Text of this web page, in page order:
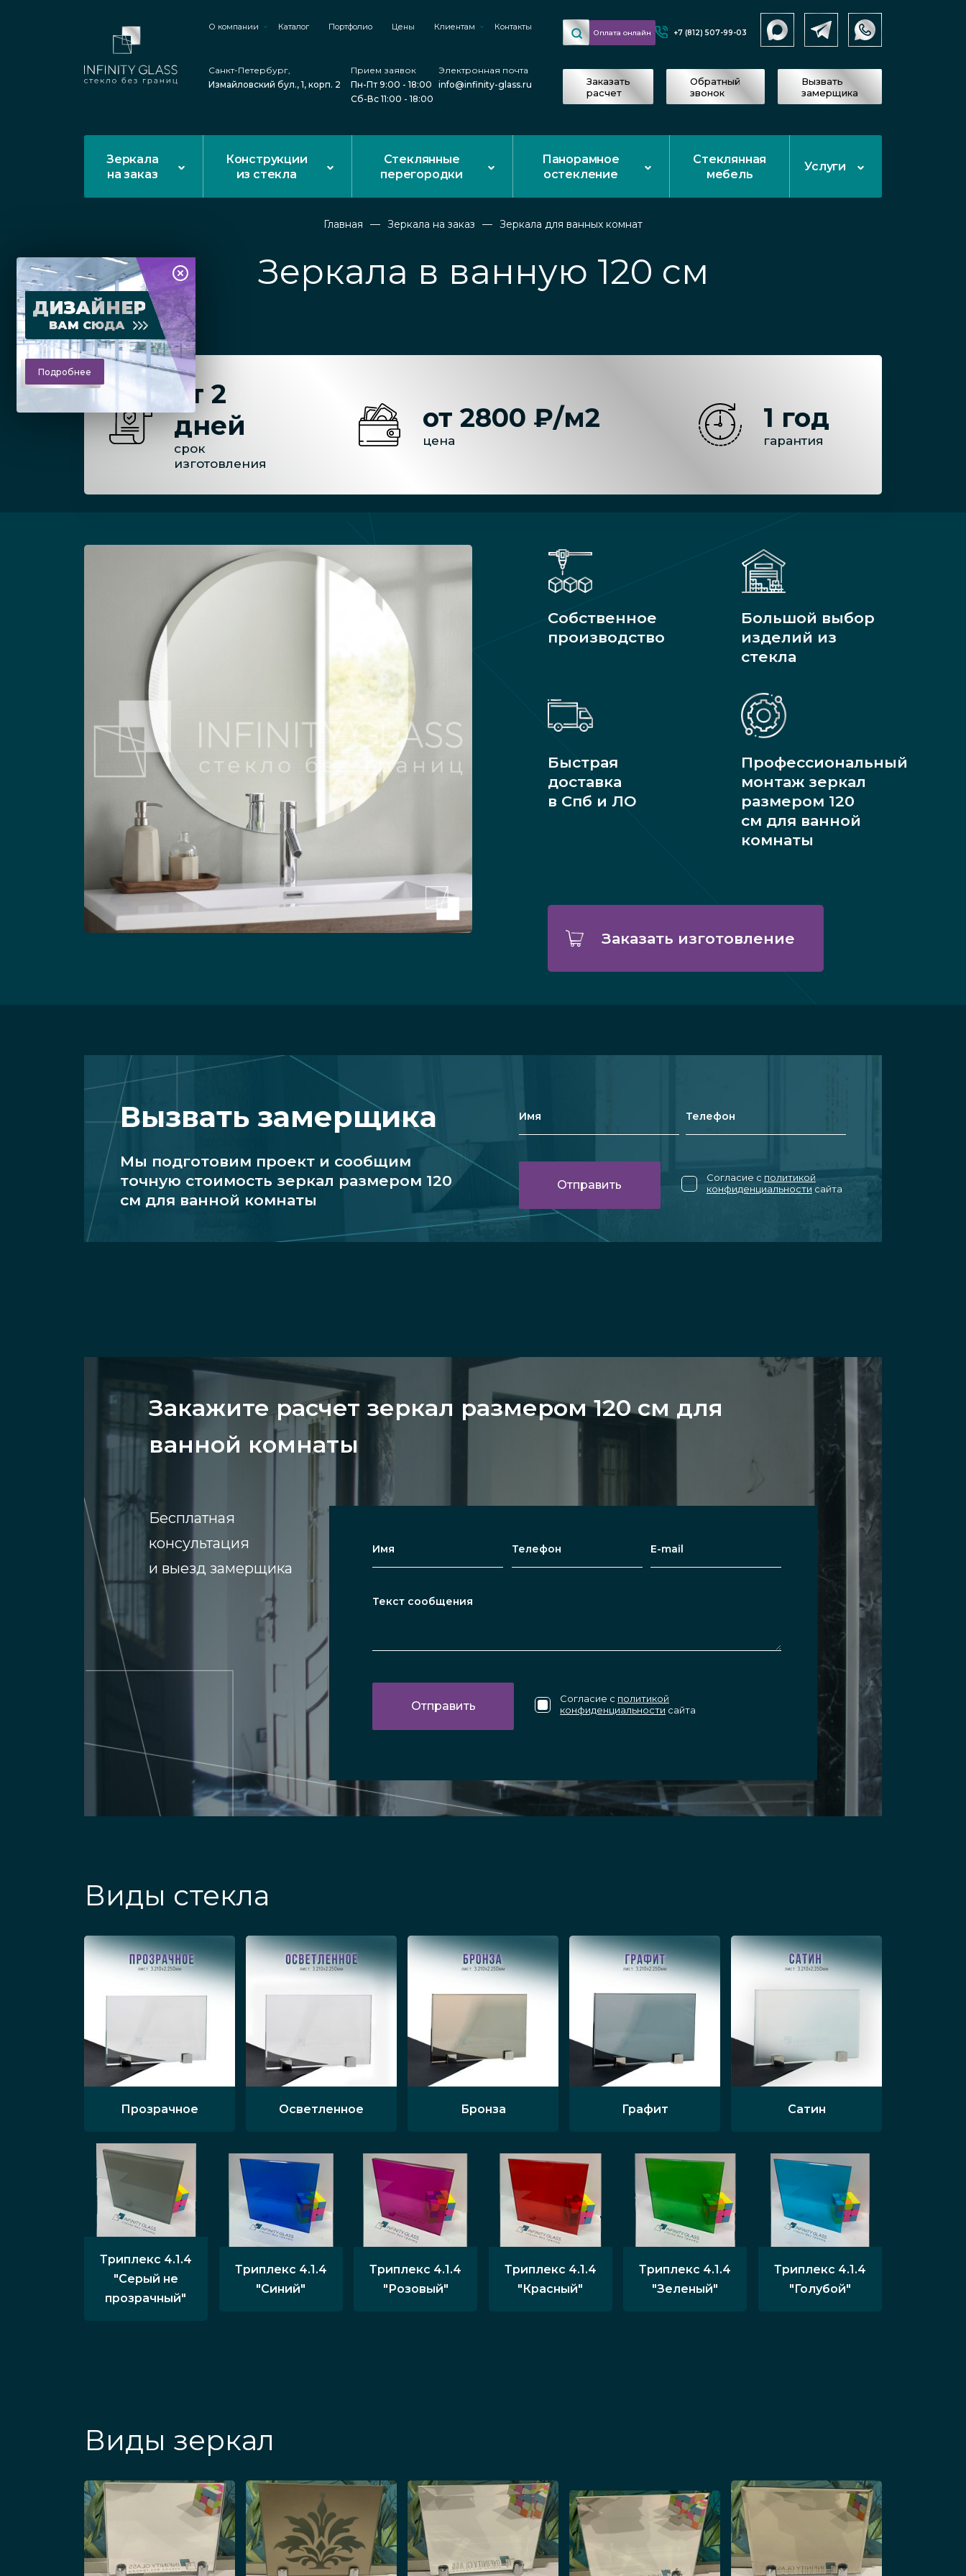
О компании Каталог Портфолио Цены Клиентам Контакты
Санкт-Петербург,
Измайловский бул., 1, корп. 2
Прием заявок
Пн-Пт 9:00 - 18:00
Сб-Вс 11:00 - 18:00
Электронная почта
info@infinity-glass.ru
Оплата онлайн +7 (812) 507-99-03
Заказать
расчет
Обратный
звонок
Вызвать
замерщика
Зеркала
на заказ
Конструкции
из стекла
Стеклянные
перегородки
Панорамное
остекление
Стеклянная
мебель
Услуги
Главная Зеркала на заказ Зеркала для ванных комнат
Зеркала в ванную 120 см
ДИЗАЙНЕР
ВАМ СЮДА
Подробнее
от 2
дней
срок
изготовления
от 2800 ₽/м2
цена
1 год
гарантия
Собственное
производство
Большой выбор
изделий из
стекла
Быстрая
доставка
в Спб и ЛО
Профессиональный
монтаж зеркал
размером 120
см для ванной
комнаты
Заказать изготовление
Вызвать замерщика
Мы подготовим проект и сообщим
точную стоимость зеркал размером 120
см для ванной комнаты
Согласие с политикой
конфиденциальности сайта
Закажите расчет зеркал размером 120 см для
ванной комнаты
Бесплатная
консультация
и выезд замерщика
Согласие с политикой
конфиденциальности сайта
Виды стекла
Прозрачное Осветленное Бронза Графит Сатин
Триплекс 4.1.4
"Серый не
прозрачный"
Триплекс 4.1.4
"Синий"
Триплекс 4.1.4
"Розовый"
Триплекс 4.1.4
"Красный"
Триплекс 4.1.4
"Зеленый"
Триплекс 4.1.4
"Голубой"
Виды зеркал